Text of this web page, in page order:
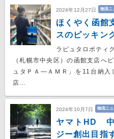
2024年12月27日 物流ニ
ほくやく函館
スのピッキン
ラピュタロボティ
（札幌市中央区）の函館支店へ
ュタＰＡ―ＡＭＲ」を11台納入
店…
2024年10月7日 物流ニュ
ヤマトHD 中
ジー創出目指